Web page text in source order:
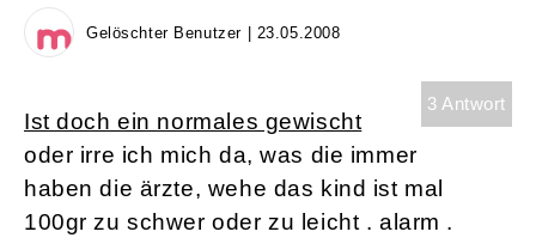
Gelöschter Benutzer | 23.05.2008
3 Antwort
Ist doch ein normales gewischt
oder irre ich mich da, was die immer
haben die ärzte, wehe das kind ist mal
100gr zu schwer oder zu leicht . alarm .